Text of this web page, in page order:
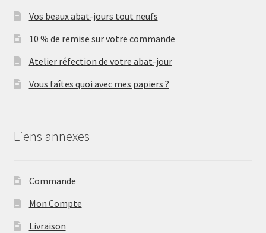
Vos beaux abat-jours tout neufs
10 % de remise sur votre commande
Atelier réfection de votre abat-jour
Vous faîtes quoi avec mes papiers ?
Liens annexes
Commande
Mon Compte
Livraison